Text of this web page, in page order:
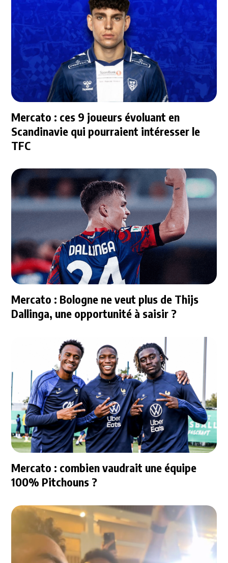
Mercato : ces 9 joueurs évoluant en
Scandinavie qui pourraient intéresser le
TFC
Mercato : Bologne ne veut plus de Thijs
Dallinga, une opportunité à saisir ?
Mercato : combien vaudrait une équipe
100% Pitchouns ?